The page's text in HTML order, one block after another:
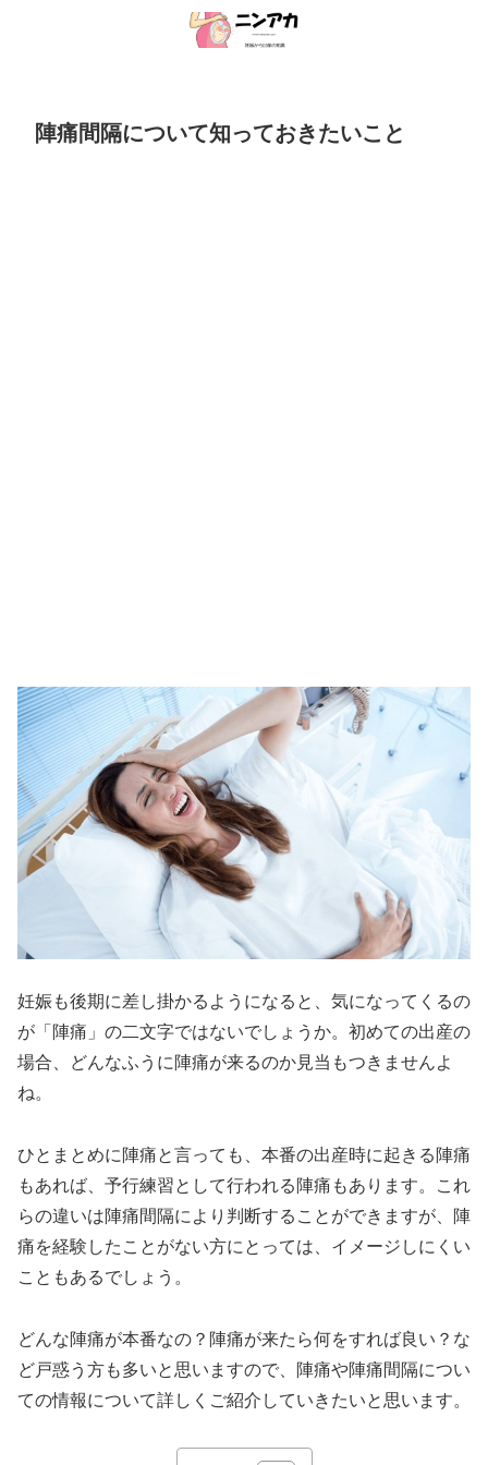
陣痛間隔について知っておきたいこと
妊娠も後期に差し掛かるようになると、気になってくるの
が「陣痛」の二文字ではないでしょうか。初めての出産の
場合、どんなふうに陣痛が来るのか見当もつきませんよ
ね。
ひとまとめに陣痛と言っても、本番の出産時に起きる陣痛
もあれば、予行練習として行われる陣痛もあります。これ
らの違いは陣痛間隔により判断することができますが、陣
痛を経験したことがない方にとっては、イメージしにくい
こともあるでしょう。
どんな陣痛が本番なの？陣痛が来たら何をすれば良い？な
ど戸惑う方も多いと思いますので、陣痛や陣痛間隔につい
ての情報について詳しくご紹介していきたいと思います。